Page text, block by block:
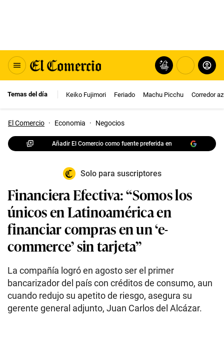
Temas del día Keiko Fujimori Feriado Machu Picchu Corredor
El Comercio · Economia · Negocios
Añadir El Comercio como fuente preferida en
Solo para suscriptores
Financiera Efectiva: “Somos los
únicos en Latinoamérica en
financiar compras en un ‘e-
commerce’ sin tarjeta”
La compañía logró en agosto ser el primer
bancarizador del país con créditos de consumo, aun
cuando redujo su apetito de riesgo, asegura su
gerente general adjunto, Juan Carlos del Alcázar.